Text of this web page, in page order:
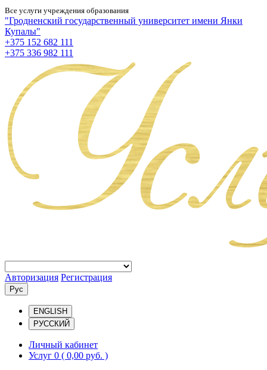
Все услуги учреждения образования
"Гродненский государственный университет имени Янки
Купалы"
+375 152 682 111
+375 336 982 111
Авторизация Регистрация
Рус
ENGLISH
РУССКИЙ
Личный кабинет
Услуг 0 ( 0,00 руб. )